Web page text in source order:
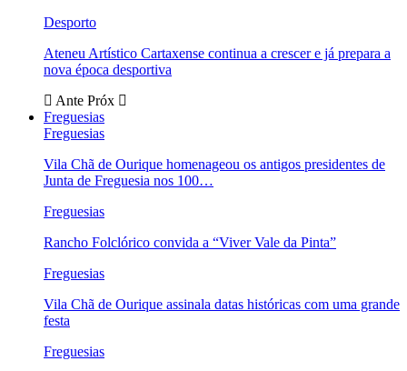
Desporto
Ateneu Artístico Cartaxense continua a crescer e já prepara a
nova época desportiva
Ante Próx
Freguesias
Freguesias
Vila Chã de Ourique homenageou os antigos presidentes de
Junta de Freguesia nos 100…
Freguesias
Rancho Folclórico convida a “Viver Vale da Pinta”
Freguesias
Vila Chã de Ourique assinala datas históricas com uma grande
festa
Freguesias